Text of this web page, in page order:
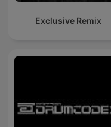
Exclusive Remix